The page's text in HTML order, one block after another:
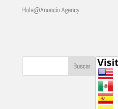
Hola@Anuncio.Agency